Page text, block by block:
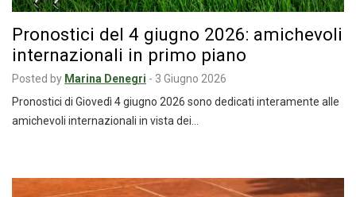
Pronostici del 4 giugno 2026: amichevoli
internazionali in primo piano
Posted by Marina Denegri - 3 Giugno 2026
Pronostici di Giovedì 4 giugno 2026 sono dedicati interamente alle
amichevoli internazionali in vista dei…